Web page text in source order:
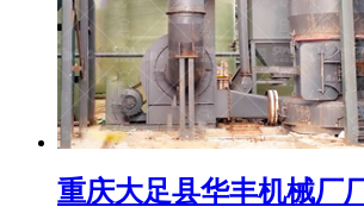
重庆大足县华丰机械厂